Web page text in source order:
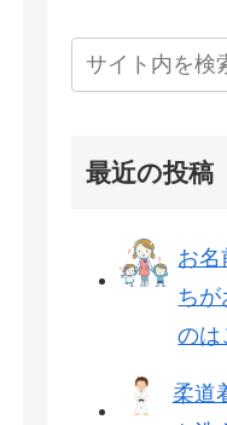
最近の投稿
お名
ちが
のは
柔道